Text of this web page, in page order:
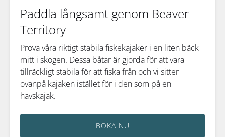
Paddla långsamt genom Beaver
Territory
Prova våra riktigt stabila fiskekajaker i en liten bäck
mitt i skogen. Dessa båtar är gjorda för att vara
tillräckligt stabila för att fiska från och vi sitter
ovanpå kajaken istället för i den som på en
havskajak.
BOKA NU